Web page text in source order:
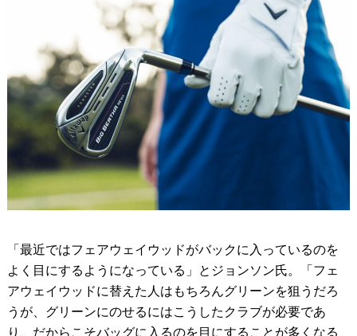
「最近ではフェアウェイウッドがバックに入っているのを
よく目にするようになっている」とジョンソン氏。「フェ
アウェイウッドに替えた人はもちろんグリーンを狙うだろ
うが、グリーンにのせるにはこうしたクラブが必要であ
り、だからこそバッグに入るのを目にすることが多くなる